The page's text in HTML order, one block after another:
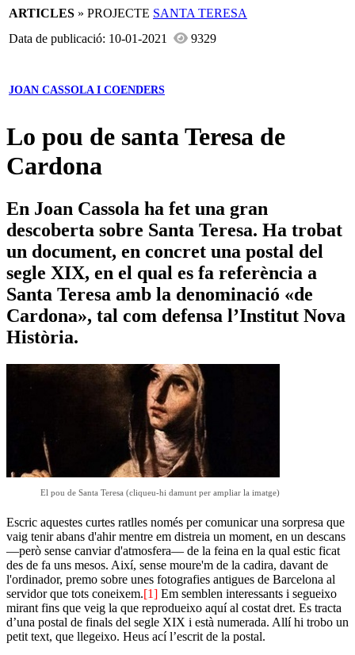
ARTICLES » PROJECTE SANTA TERESA
Data de publicació: 10-01-2021
9329
JOAN CASSOLA I COENDERS
Lo pou de santa Teresa de
Cardona
En Joan Cassola ha fet una gran
descoberta sobre Santa Teresa. Ha trobat
un document, en concret una postal del
segle XIX, en el qual es fa referència a
Santa Teresa amb la denominació «de
Cardona», tal com defensa l’Institut Nova
Història.
El pou de Santa Teresa (cliqueu-hi damunt per ampliar la imatge)
Escric aquestes curtes ratlles només per comunicar una sorpresa que
vaig tenir abans d'ahir mentre em distreia un moment, en un descans
—però sense canviar d'atmosfera— de la feina en la qual estic ficat
des de fa uns mesos. Així, sense moure'm de la cadira, davant de
l'ordinador, premo sobre unes fotografies antigues de Barcelona al
servidor que tots coneixem.[1] Em semblen interessants i segueixo
mirant fins que veig la que reprodueixo aquí al costat dret. Es tracta
d’una postal de finals del segle XIX i està numerada. Allí hi trobo un
petit text, que llegeixo. Heus ací l’escrit de la postal.